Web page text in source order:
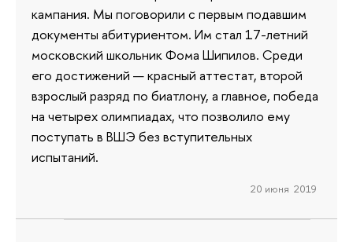
кампания. Мы поговорили с первым подавшим
документы абитуриентом. Им стал 17-летний
московский школьник Фома Шипилов. Среди
его достижений — красный аттестат, второй
взрослый разряд по биатлону, а главное, победа
на четырех олимпиадах, что позволило ему
поступать в ВШЭ без вступительных
испытаний.
20 июня 2019